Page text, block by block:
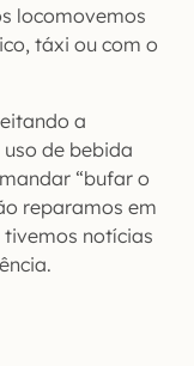
locomovemos
táxi ou com o
a
de bebida
“bufar o
reparamos em
notícias